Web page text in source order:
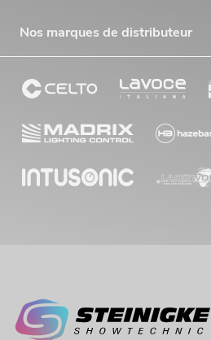
Nos marques de distributeur